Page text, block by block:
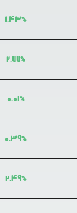
1.43%
2.77%
0.01%
0.39%
2.49%